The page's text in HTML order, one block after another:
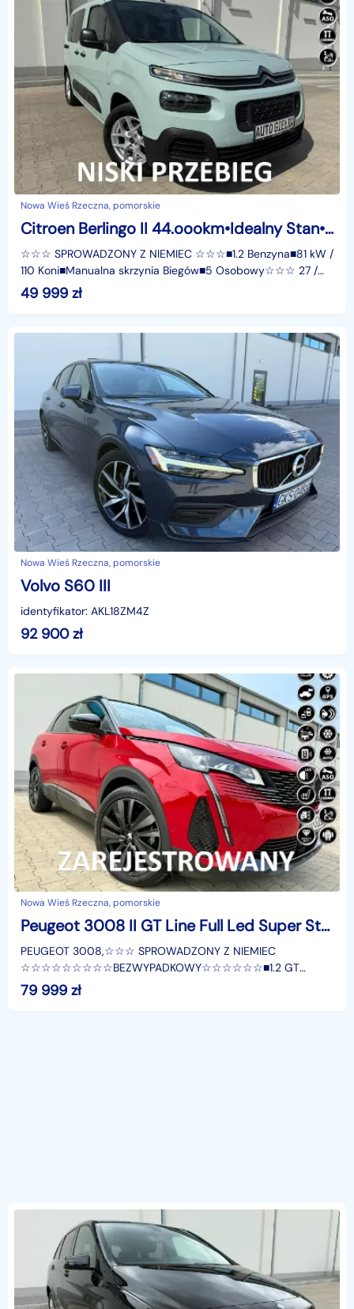
Nowa Wieś Rzeczna, pomorskie
Citroen Berlingo II 44.oookm•Idealny Stan•Serwis•Pierwszy właściciel•LaneAssist
☆☆☆ SPROWADZONY Z NIEMIEC ☆☆☆■1.2 Benzyna■81 kW /
110 Koni■Manualna skrzynia Biegów■5 Osobowy☆☆☆ 27 /
02 / 2020 ☆☆☆ • Opony w idealnym stanie • Klimatyzacja
49 999 zł
Nowa Wieś Rzeczna, pomorskie
Volvo S60 III
identyfikator: AKL18ZM4Z
92 900zł
Nowa Wieś Rzeczna, pomorskie
Peugeot 3008 II GT Line Full Led Super Stan
PEUGEOT 3008,☆☆☆ SPROWADZONY Z NIEMIEC
☆☆☆☆☆☆☆☆☆BEZWYPADKOWY☆☆☆☆☆☆■1.2 GT
Benzyna■96 kW / 130 Koni■Automatyczna skrzynia Biegów■5
79 999 zł